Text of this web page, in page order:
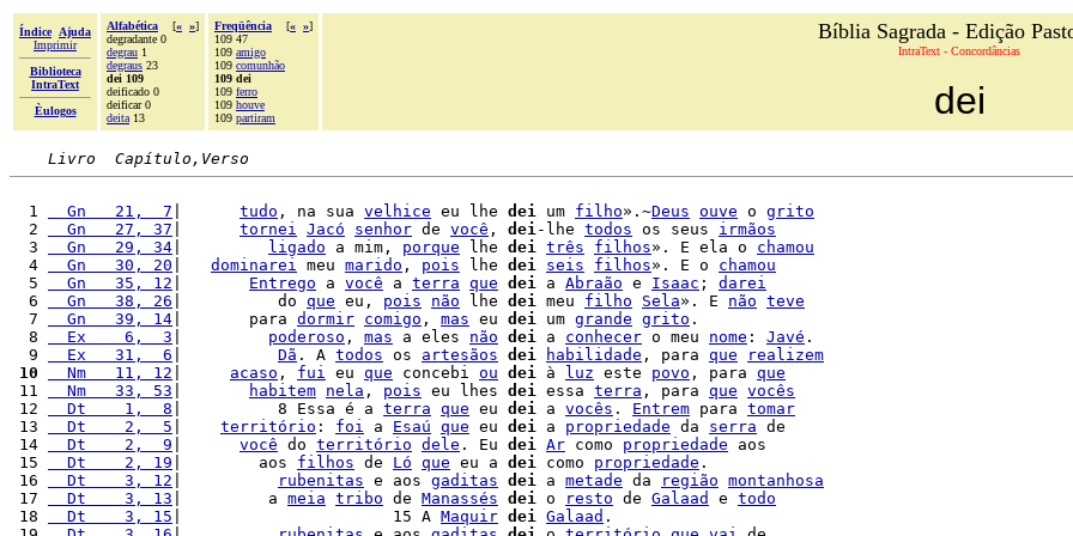
Índice
Ajuda
Imprimir
Biblioteca
IntraText
Èulogos
Alfabética [« »]
degradante 0
degrau 1
degraus 23
dei 109
deificado 0
deificar 0
deita 13
Freqüência [« »]
109 47
109 amigo
109 comunhão
109 dei
109 ferro
109 houve
109 partiram
Bíblia Sagrada - Edição
IntraText - Concordâncias
dei
Livro  Capítulo,Verso
  1
  Gn   21,  7
tudo , na sua velhice eu lhe dei um filho».~Deus ouve o grito
  2
  Gn   27, 37
tornei Jacó senhor de você , dei-lhe todos os seus irmãos
  3
  Gn   29, 34
ligado a mim, porque lhe dei três filhos». E ela o chamou
  4
  Gn   30, 20
dominarei meu marido , pois lhe dei seis filhos». E o chamou
  5
  Gn   35, 12
Entrego a você a terra que dei a Abraão e Isaac ; darei
  6
  Gn   38, 26
|          do que eu, pois não lhe dei meu filho Sela». E não teve
  7
  Gn   39, 14
|       para dormir comigo , mas eu dei um grande grito .
  8
  Ex    6,  3
poderoso , mas a eles não dei a conhecer o meu nome : Javé .
  9
  Ex   31,  6
Dã . A todos os artesãos dei habilidade , para que
realizem
10
  Nm   11, 12
acaso , fui eu que concebi ou dei à luz este povo , para que
11
  Nm   33, 53
habitem nela , pois eu lhes dei essa terra , para que vocês
12
  Dt    1,  8
|          8 Essa é a terra que eu dei a vocês . Entrem para tomar
13
  Dt    2,  5
território : foi a Esaú que eu dei a propriedade da serra de
14
  Dt    2,  9
você do território dele . Eu dei Ar como propriedade aos
15
  Dt    2, 19
|        aos filhos de Ló que eu a dei como propriedade .
16
  Dt    3, 12
rubenitas e aos gaditas dei a metade da região montanhosa
17
  Dt    3, 13
|         a meia tribo de Manassés dei o resto de Galaad e todo
18
  Dt    3, 15
|                      15 A Maquir dei Galaad .